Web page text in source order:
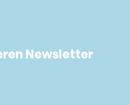
Newsletter